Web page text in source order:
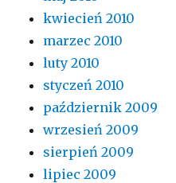
kwiecień 2010
marzec 2010
luty 2010
styczeń 2010
październik 2009
wrzesień 2009
sierpień 2009
lipiec 2009